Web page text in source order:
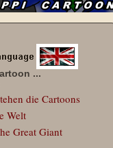
...
die Cartoons
Welt
Great Giant